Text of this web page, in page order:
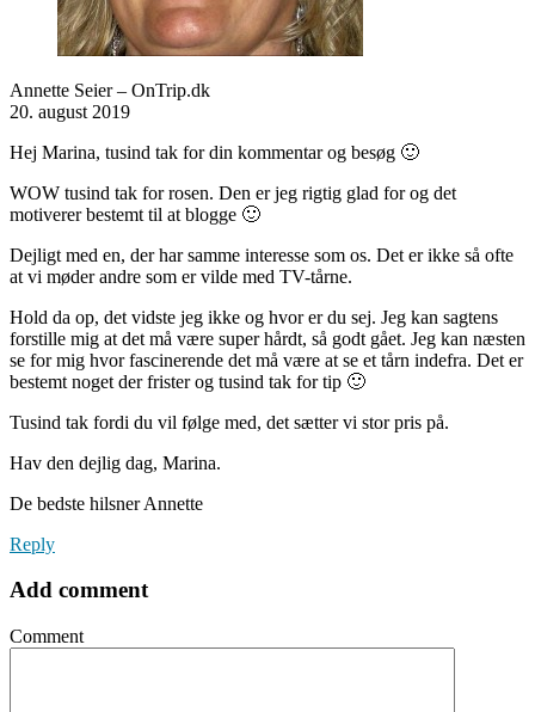
Annette Seier – OnTrip.dk
20. august 2019
Hej Marina, tusind tak for din kommentar og besøg 🙂
WOW tusind tak for rosen. Den er jeg rigtig glad for og det
motiverer bestemt til at blogge 🙂
Dejligt med en, der har samme interesse som os. Det er ikke så ofte
at vi møder andre som er vilde med TV-tårne.
Hold da op, det vidste jeg ikke og hvor er du sej. Jeg kan sagtens
forstille mig at det må være super hårdt, så godt gået. Jeg kan næsten
se for mig hvor fascinerende det må være at se et tårn indefra. Det er
bestemt noget der frister og tusind tak for tip 🙂
Tusind tak fordi du vil følge med, det sætter vi stor pris på.
Hav den dejlig dag, Marina.
De bedste hilsner Annette
Reply
Add comment
Comment